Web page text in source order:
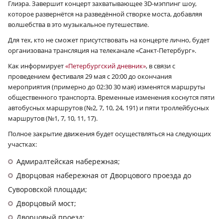
Глиэра. Завершит концерт захватывающее 3D-мэппинг шоу,
которое развернётся на разведённой створке моста, добавляя
волшебства в это музыкальное путешествие.
Для тех, кто не сможет присутствовать на концерте лично, будет
организована трансляция на телеканале «Санкт-Петербург».
Как информирует«Петербургский дневник», в связи с
проведением фестиваля 29 мая с 20:00 до окончания
мероприятия (примерно до 02:30 30 мая) изменятся маршруты
общественного транспорта. Временные изменения коснутся пяти
автобусных маршрутов (№2, 7, 10, 24, 191) и пяти троллейбусных
маршрутов (№1, 7, 10, 11, 17).
Полное закрытие движения будет осуществляться на следующих
участках:
Адмиралтейская набережная;
Дворцовая набережная от Дворцового проезда до
Суворовской площади;
Дворцовый мост;